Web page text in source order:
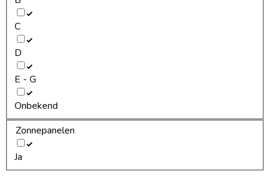
C
D
E - G
Onbekend
Zonnepanelen
Ja